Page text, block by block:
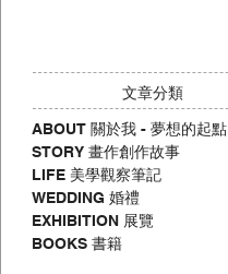
​文章分類
ABOUT 關於我 - 夢想的起點
STORY 畫作創作故事
LIFE 美學觀察筆記
WEDDING 婚禮
EXHIBITION 展覽
BOOKS 書籍